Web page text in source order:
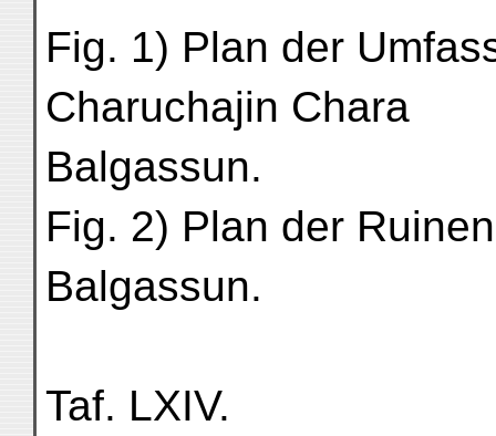
Fig. 1) Plan der
Charuchajin Chara
Balgassun.
Fig. 2) Plan der
Balgassun.
Taf. LXIV.